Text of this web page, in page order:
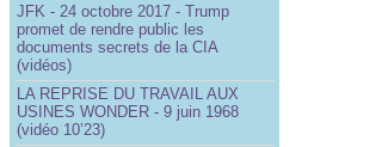
JFK - 24 octobre 2017 - Trump
promet de rendre public les
documents secrets de la CIA
(vidéos)
LA REPRISE DU TRAVAIL AUX
USINES WONDER - 9 juin 1968
(vidéo 10’23)